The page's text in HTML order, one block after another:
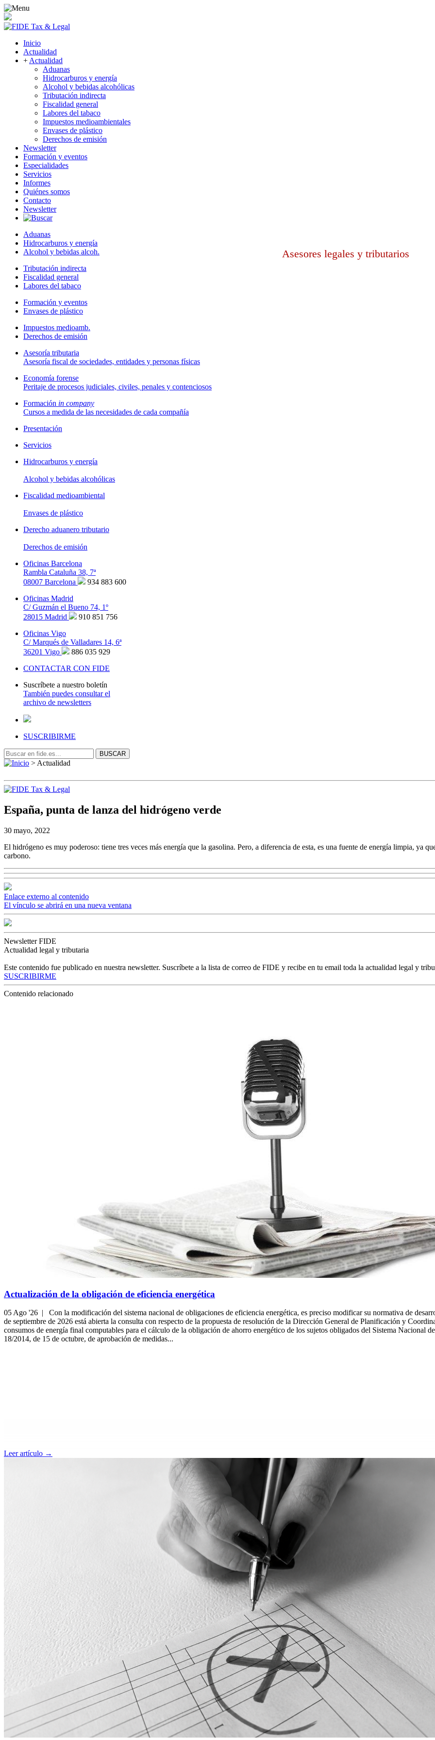
Inicio
Actualidad
+ Actualidad
Aduanas
Hidrocarburos y energía
Alcohol y bebidas alcohólicas
Tributación indirecta
Fiscalidad general
Labores del tabaco
Impuestos medioambientales
Envases de plástico
Derechos de emisión
Newsletter
Formación y eventos
Especialidades
Servicios
Informes
Quiénes somos
Contacto
Asesores legales y tributarios
Newsletter
Aduanas
Hidrocarburos y energía
Alcohol y bebidas alcoh.
Tributación indirecta
Fiscalidad general
Labores del tabaco
Formación y eventos
Envases de plástico
Impuestos medioamb.
Derechos de emisión
Asesoría tributaria
Asesoría fiscal de sociedades, entidades y personas físicas
Economía forense
Peritaje de procesos judiciales, civiles, penales y contenciosos
Formación in company
Cursos a medida de las necesidades de cada compañía
Presentación
Servicios
Hidrocarburos y energía
Alcohol y bebidas alcohólicas
Fiscalidad medioambiental
Envases de plástico
Derecho aduanero tributario
Derechos de emisión
Oficinas Barcelona
Rambla Cataluña 38, 7ª
08007 Barcelona
934 883 600
Oficinas Madrid
C/ Guzmán el Bueno 74, 1º
28015 Madrid
910 851 756
Oficinas Vigo
C/ Marqués de Valladares 14, 6ª
36201 Vigo
886 035 929
CONTACTAR CON FIDE
Suscríbete a nuestro boletín
También puedes consultar el
archivo de newsletters
SUSCRIBIRME
> Actualidad
España, punta de lanza del hidrógeno verde
30 mayo, 2022
El hidrógeno es muy poderoso: tiene tres veces más energía que la gasolina. Pero, a diferencia de esta, es una fuente de energía limpia, ya
carbono.
Enlace externo al contenido
El vínculo se abrirá en una nueva ventana
Newsletter FIDE
Actualidad legal y tributaria
Este contenido fue publicado en nuestra newsletter. Suscríbete a la lista de correo de FIDE y recibe en tu email toda la actualidad legal y
SUSCRIBIRME
Contenido relacionado
Actualización de la obligación de eficiencia energética
05 Ago '26 |
Con la modificación del sistema nacional de obligaciones de eficiencia energética, es preciso modificar su normativa de
de septiembre de 2026 está abierta la consulta con respecto de la propuesta de resolución de la Dirección General de Planificación y
consumos de energía final computables para el cálculo de la obligación de ahorro energético de los sujetos obligados del Sistema Nacional
18/2014, de 15 de octubre, de aprobación de medidas...
Leer artículo →